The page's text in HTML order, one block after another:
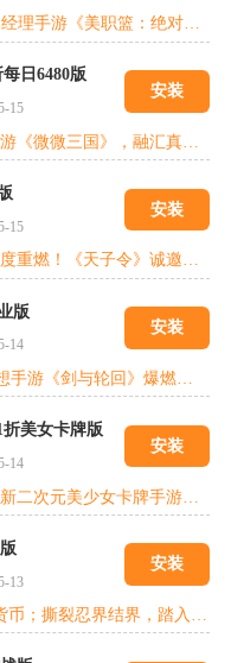
NBA正版授权策略卡牌经理手游《美职篮：绝对巨星》震撼来袭！预约现已开启！ 最良心的NBA手游！官方郑重承诺，玩游戏解锁5000代金券，直接签约詹杜库！SSR巨星无门槛自选，豪华阵容轻松组！参与活动畅享1000抽，球员市场任你挑！ 从天赋异禀的新秀开始，打造独一无二的传奇生涯。无论是征战紧张激烈的赛季、称霸快节奏的街头联赛，还是在星光熠熠的全明星舞台上炫技，每一场比赛都是你通往篮坛之巅的荣耀征程。
日6480版
15
安装
15
安装
十年七雄情怀，烽火再度重燃！《天子令》诚邀各位老霸主，重临战国沙场，再战中原巅峰！全服充值永久0.05折，首充低至1分钱！开局即赠海量充值卡，升级闯关福利全程在线，多重豪礼层层加码，不拼氪度，只凭谋略定天下！复刻战国中原版图，可深耕内政育名将，可合纵连横征列国，热血国战开疆拓土。千重楼等经典玩法原汁原味回归，更有实时国战、跨服远征等全新内容，怀旧与新意双在线！多兵种相生相克，排兵布阵决胜负，运筹帷
版
14
安装
美女卡牌版
14
安装
13
安装